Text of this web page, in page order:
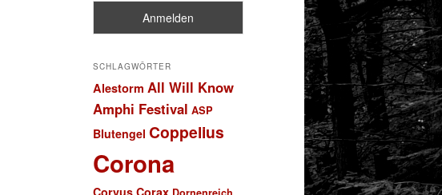
SCHLAGWÖRTER
Alestorm All Will Know
Amphi Festival ASP
Blutengel Coppelius
Corona
Corvus Corax